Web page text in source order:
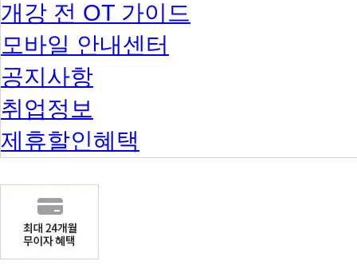
개강 전 OT 가이드
모바일 안내센터
공지사항
취업정보
제휴할인혜택